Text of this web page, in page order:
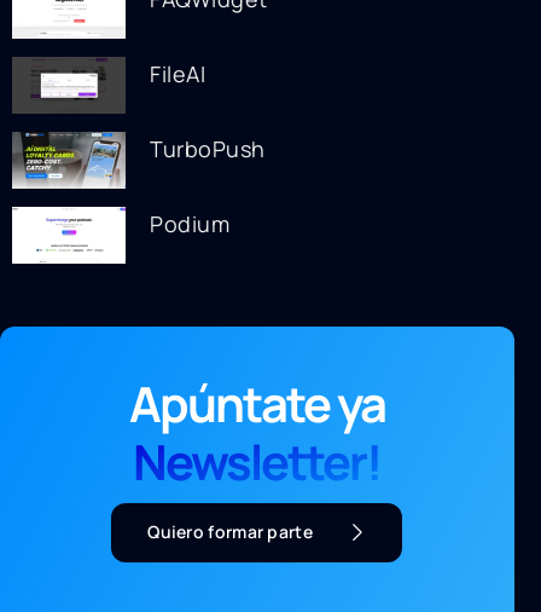
FileAI
TurboPush
Podium
Apúntate ya
Newsletter!
Quiero formar parte